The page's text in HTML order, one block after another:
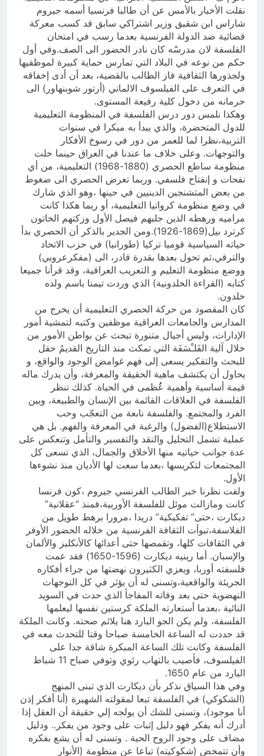
13 ساعة Ago
لوحة النشوة / راي الفلسفة
التجريدية للانسان
13 ساعة Ago
نقلت الأخبار بالأمس عن أن طالبا فرنسيا أسمه جيروم
شاراس ابن شقيق وزير اشتراكي سابق قد كسب معركة
قضائية ضد الدولة الفرنسية بعدما رسب في امتحان
الفلسفة لان مدرسّه كان نادر الحضور الى الصف.وفي أول
حكم من نوعه في البلاد التي تمارس حماية كبيرة لموظفيها
ولجذورها الثقافية فاز الطالب بالقضية، بعد أن أدى إخفاقه
في التعرف على الفيلسوف الالماني (أرتور شوبنهاور) الى
حرمانه من دخول كلية رفيعة المستوى.
وهكذا نلمس دور درس الفلسفة في المنظومة التعليمية
للدول المتحضرة، والذي يبدأ به مبكرا في سنوات
التربية،نظرا لما للعمر من دور في رسوخ الأفكار
والتوجهات. وعلى خلاف ما عندنا في العراق حينما خلت
منظومة ساطع الحصري (1880-1968) التعليمية، من أي
نفحات و إنفتاح فلسفي. وربما تعرض الحصري الى ضغوط
من بعض المتشنجين الدينيين في حينها ،وهو الذي شارك
في وضع منظومة كرواتيا التعليمية، أو ربما هكذا كانت
مراميه ورهطه الذين جلبهم فيصل الأول وزكتهم الخاتون
كرترد بيل(1869-1926).ومن الجدير بالذكر أن الحصري بدأ
حياته السياسية قوميا تركيا (طورانيا) في حزب الاتحاد
والترقي،ثم تحول بعدها بقدرة قادر، الى (مفكرعروبي)
ووضع منظومة التعليم و التعريب العراقية، وقد قرأنا جميعا
كتابه (القراءة الخلدونية) الذي وردت تيمنا باسم ولده
خلدون.
كان المقصود من حركة الحصري التعليمية أن يخرج من
المدارس والجامعات العراقية موظفين وكتبه لتمشية أمور
الإدارات، وليس أجيال متنورة تبحث عن بواطن الأمور من
خلال آلية الفَلـْسَفَة التي تمكث منذ التاريخ القديمُ حقل
للبحث والتفكير يسعى إلى فهم غوامض الوجود والواقع، و
يحاول أن يكتشف ماهية الحقيقة والمعرفة، وأن يدرك ماله
قيمة أساسية وأهمية عُُظمى في الحياة. كذلك تنظر
الفلسفة في العلاقات القائمة بين الإنسان والطبيعة، وبين
الفرد والمجتمع. والفلسفة نابعة من التعجّب وحب
الاستطلاع(الفضول) والرغبة في المعرفة والفهم. بل هي
عملية تشمل التحليل والنقد والتفسير والتأمل وتنعكس على
عدة جوانب حياتيه منها الأخلاق والجمال، الذي تسعى كل
المجتمعات لتكريسها ،بعدما سعت لها الأديان منذ نشوءها
الأول.
ولفت نظرنا خبر الطالب الفرنسي جيروم ،كون فرنسا
كانت ومازالت موئل للفلسفة الأوربية،فمنذ “عقلانية”
ديكارت ،حتى” تفكيكية” دريدا ،مرورا برهط طويل من
الفلاسفة،تبوأت الثقافة الفرنسية من خلاله الحضور الأوفر
في الثقافات كلها، وتقمصها حتى أعدائها كالأنكليز والألمان
والإسبان. أما رينيه ديكارت (1596-1650) فقد عمت
فلسفته أوربا، ويعزي الكثيرون نهضتها من جراء أفكاره
الجريئة والواقعية،وتسنى له أن يؤثر في كل التوجهات
النهضوية حتى بعد وفاته المفاجأ الذي حدث في السويد
النائية ،بعدما أستعارته الملكة كرستين نفسها ليعلمها
الفلسفة، ولم يكن الجو البارد هنا يلائم صحته. وكانت الملكة
قد حددت له الساعة الخامسة صباحا وقتا للتحدث معه في
الفلسفة وكانت تلك الساعة المبكرة شاقة جدا على
الفيلسوف، فأصيب بالتهاب رئوي وتوفي صباح 11 شباط
البارد من عام 1650.
وفي هذا السياق نذكر بأن ديكارت الذي تبنى المنهج
(الشكوكي) في الفلسفة تبعا لمقولته الشهيرة (أنا أفكر إذن
أنا موجود)، وتسنى للشك أن يولجه إلي حقيقة أن العقل إذا
أدرك أنه يفكر فهو دليل إثبات على وجود من يفكر.. ودليل
مضاف على وجود الروح الحية . وتسنى له أن يشع بفكره
وأن تتمخض (شكوكيته) تباعا عن منظومة (الأنوار